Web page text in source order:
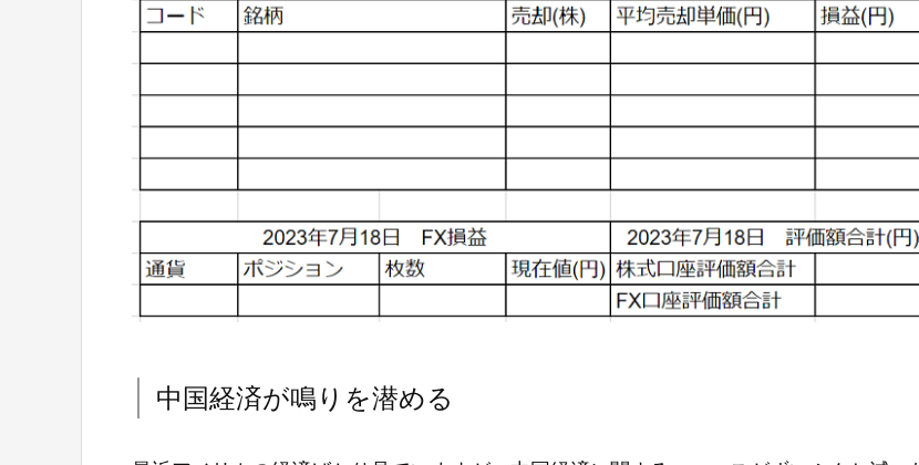
中国経済が鳴りを潜める